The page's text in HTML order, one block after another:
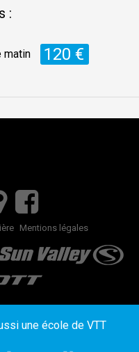
:
matin 120 €
Mentions légales
une école de VTT